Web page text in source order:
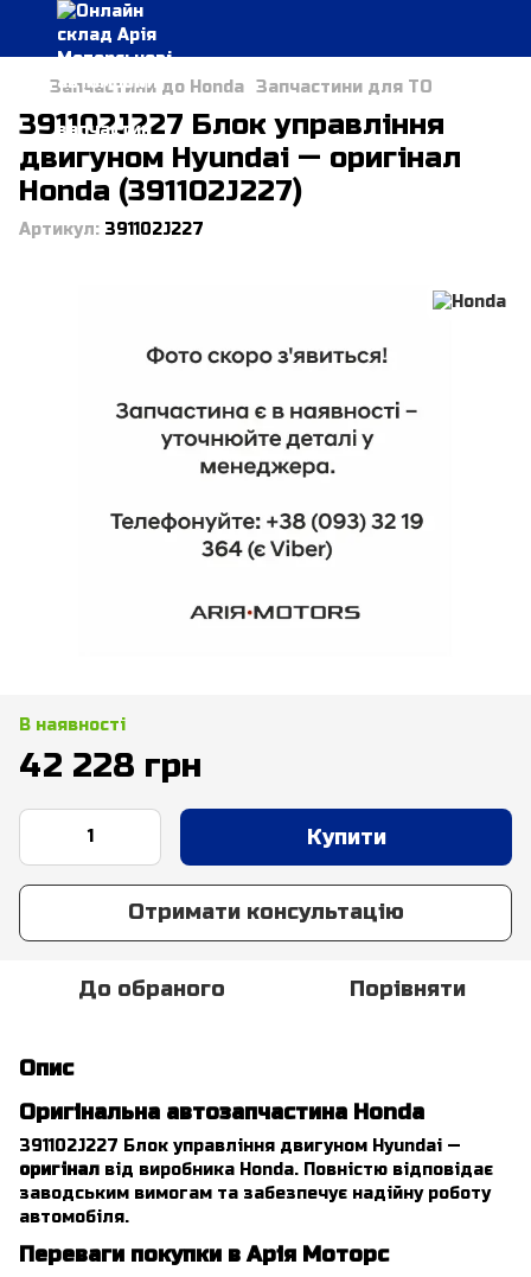
Запчастини до Honda Запчастини для ТО
391102J227 Блок управління
двигуном Hyundai — оригінал
Honda (391102J227)
Артикул: 391102J227
В наявності
42 228 грн
Купити
Отримати консультацію
До обраного Порівняти
Опис
Оригінальна автозапчастина Honda
391102J227 Блок управління двигуном Hyundai —
оригінал від виробника Honda. Повністю відповідає
заводським вимогам та забезпечує надійну роботу
автомобіля.
Переваги покупки в Арія Моторс